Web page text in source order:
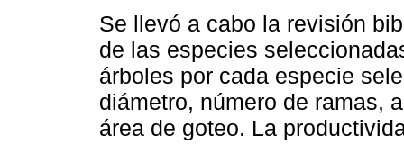
Se llevó a cabo la revisión
de las especies
árboles por cada especie
diámetro, número de ramas,
área de goteo. La